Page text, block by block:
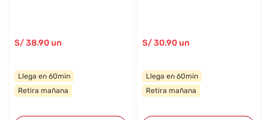
S/38.90 un
Llega en 60min
Retira mañana
S/30.90un
Llega en 60min
Retira mañana